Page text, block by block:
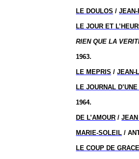
LE DOULOS /
LE JOUR ET
RIEN QUE LA
1963.
LE MEPRIS /JEAN-
LE JOURNAL
1964.
DE L’AMOUR /
MARIE-SOLEIL /
LE COUP DE GRACE